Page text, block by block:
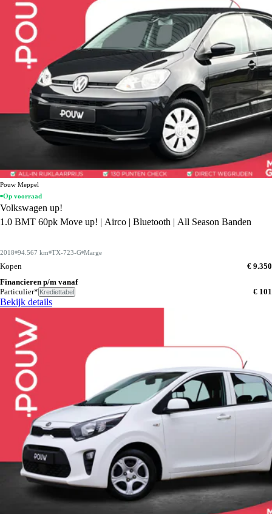
Pouw Meppel
Op voorraad
Volkswagen up!
1.0 BMT 60pk Move up! | Airco | Bluetooth | All Season Banden
2018 94.567 km TX-723-G Marge
Kopen
€ 9.350
Financieren p/m vanaf
Particulier* Krediettabel € 101
Bekijk details